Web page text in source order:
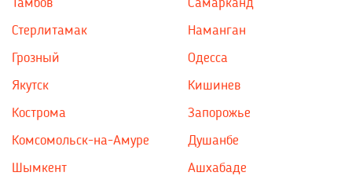
Тамбов
Стерлитамак
Грозный
Якутск
Кострома
Комсомольск-на-Амуре
Шымкент
Самарканд
Наманган
Одесса
Кишинев
Запорожье
Душанбе
Ашхабаде